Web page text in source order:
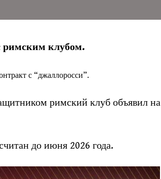
римским клубом.
с “джаллоросси”.
римский клуб объявил на
до июня 2026 года.